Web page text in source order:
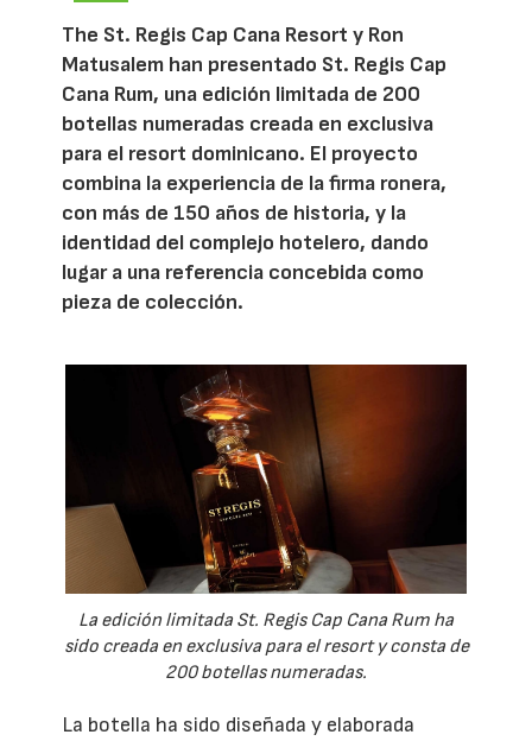
The St. Regis Cap Cana Resort y Ron
Matusalem han presentado St. Regis Cap
Cana Rum, una edición limitada de 200
botellas numeradas creada en exclusiva
para el resort dominicano. El proyecto
combina la experiencia de la firma ronera,
con más de 150 años de historia, y la
identidad del complejo hotelero, dando
lugar a una referencia concebida como
pieza de colección.
La edición limitada St. Regis Cap Cana Rum ha
sido creada en exclusiva para el resort y consta de
200 botellas numeradas.
La botella ha sido diseñada y elaborada